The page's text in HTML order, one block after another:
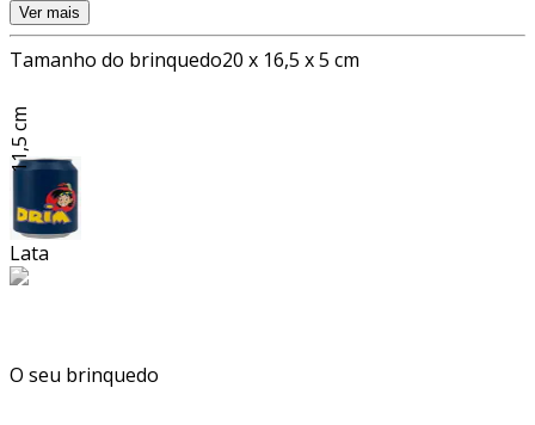
Ver mais
Tamanho do brinquedo20 x 16,5 x 5 cm
11,5 cm
Lata
O seu brinquedo